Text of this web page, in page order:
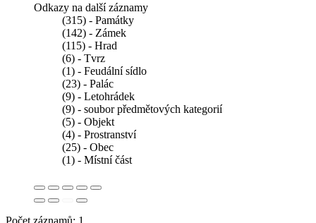
Odkazy na další záznamy
(315) - Památky
(142) - Zámek
(115) - Hrad
(6) - Tvrz
(1) - Feudální sídlo
(23) - Palác
(9) - Letohrádek
(9) - soubor předmětových kategorií
(5) - Objekt
(4) - Prostranství
(25) - Obec
(1) - Místní část
Počet záznamů: 1